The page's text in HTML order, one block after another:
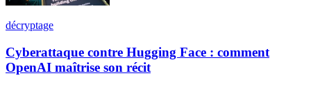
décryptage
Cyberattaque contre Hugging Face : comment
OpenAI maîtrise son récit